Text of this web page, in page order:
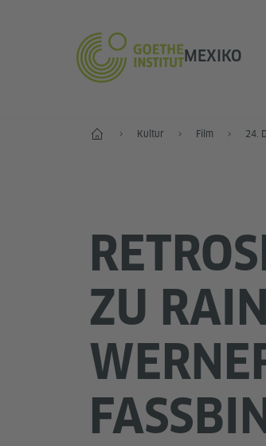
MEXIKO
Start Kultur Film 24.
ZU